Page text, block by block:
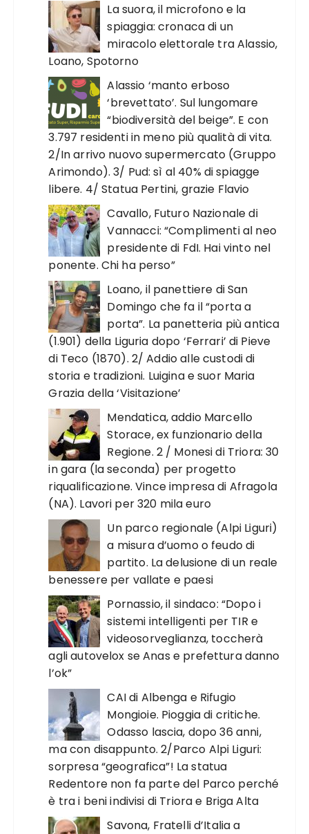
La suora, il microfono e la
spiaggia: cronaca di un
miracolo elettorale tra Alassio,
Loano, Spotorno
Alassio ‘manto erboso
‘brevettato’. Sul lungomare
“biodiversità del beige”. E con
3.797 residenti in meno più qualità di vita.
2/In arrivo nuovo supermercato (Gruppo
Arimondo). 3/ Pud: sì al 40% di spiagge
libere. 4/ Statua Pertini, grazie Flavio
Cavallo, Futuro Nazionale di
Vannacci: “Complimenti al neo
presidente di FdI. Hai vinto nel
ponente. Chi ha perso”
Loano, il panettiere di San
Domingo che fa il “porta a
porta”. La panetteria più antica
(1.901) della Liguria dopo ‘Ferrari’ di Pieve
di Teco (1870). 2/ Addio alle custodi di
storia e tradizioni. Luigina e suor Maria
Grazia della ‘Visitazione’
Mendatica, addio Marcello
Storace, ex funzionario della
Regione. 2 / Monesi di Triora: 30
in gara (la seconda) per progetto
riqualificazione. Vince impresa di Afragola
(NA). Lavori per 320 mila euro
Un parco regionale (Alpi Liguri)
a misura d’uomo o feudo di
partito. La delusione di un reale
benessere per vallate e paesi
Pornassio, il sindaco: “Dopo i
sistemi intelligenti per TIR e
videosorveglianza, toccherà
agli autovelox se Anas e prefettura danno
l’ok”
CAI di Albenga e Rifugio
Mongioie. Pioggia di critiche.
Odasso lascia, dopo 36 anni,
ma con disappunto. 2/Parco Alpi Liguri:
sorpresa “geografica”! La statua
Redentore non fa parte del Parco perché
è tra i beni indivisi di Triora e Briga Alta
Savona, Fratelli d’Italia a